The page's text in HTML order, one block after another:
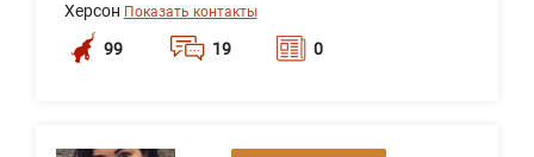
Херсон Показать контакты
99 19 0